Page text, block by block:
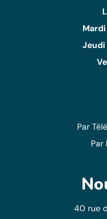
Mardi
Jeudi
Par
Par
40 rue